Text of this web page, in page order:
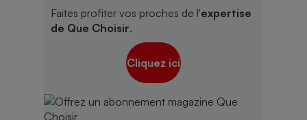
Faites profiter vos proches de l'expertise
de Que Choisir.
Cliquez ici